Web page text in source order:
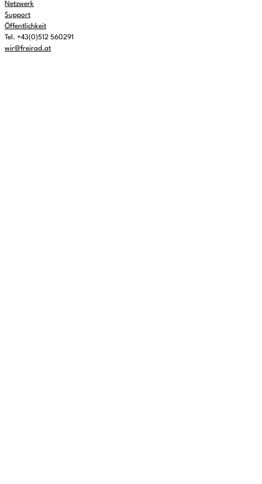
Netzwerk
Support
Öffentlichkeit
Tel. +43(0)512 560291
wir@freirad.at